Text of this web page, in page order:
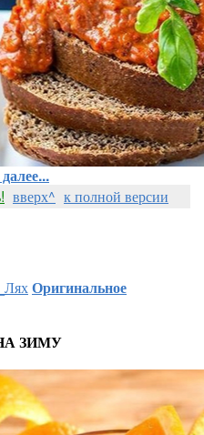
вверх^ к полной версии
Оригинальное
ЗИМУ